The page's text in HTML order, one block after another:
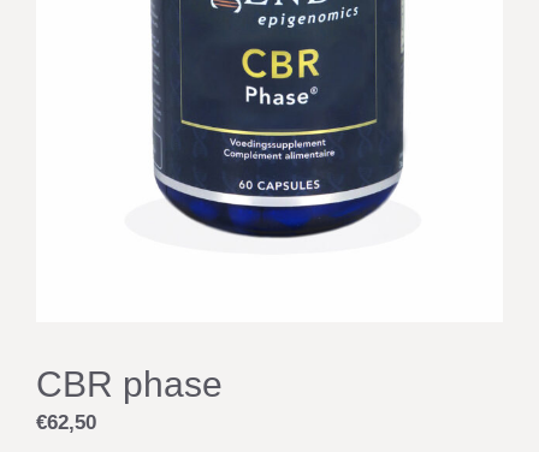
CBR phase
€62,50